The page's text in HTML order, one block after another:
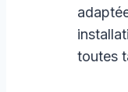
toutes